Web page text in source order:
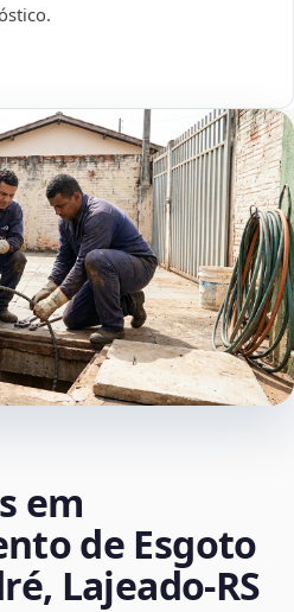
em
de Esgoto
Lajeado‑RS